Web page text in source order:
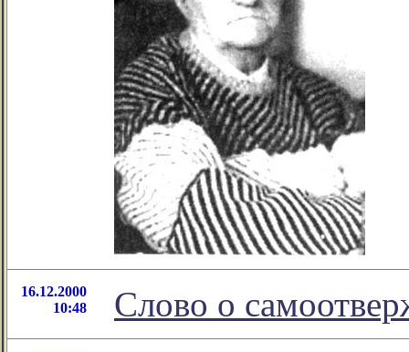
16.12.2000
10:48
Слово о